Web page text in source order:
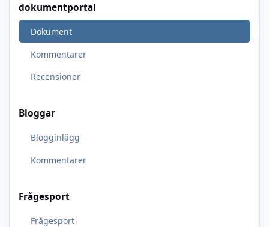
dokumentportal
Dokument
Kommentarer
Recensioner
Bloggar
Blogginlägg
Kommentarer
Frågesport
Frågesport